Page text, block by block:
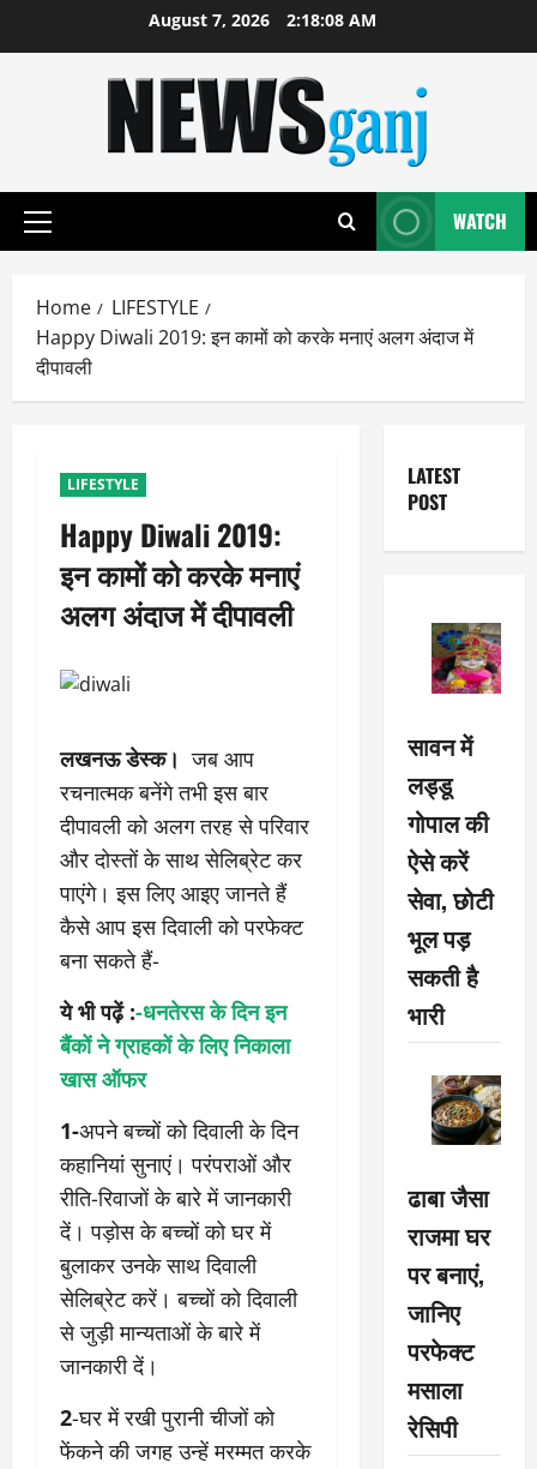
August 7, 2026 2:18:09 AM
Primary
WATCH
Home
LIFESTYLE
Happy Diwali 2019: इन कामों को करके मनाएं अलग अंदाज में
दीपावली
LIFESTYLE
Happy Diwali 2019:
इन कामों को करके मनाएं
अलग अंदाज में दीपावली
लखनऊ डेस्क। जब आप
रचनात्मक बनेंगे तभी इस बार
दीपावली को अलग तरह से परिवार
और दोस्तों के साथ सेलिब्रेट कर
पाएंगे। इस लिए आइए जानते हैं
कैसे आप इस दिवाली को परफेक्ट
बना सकते हैं-
ये भी पढ़ें :-धनतेरस के दिन इन
बैंकों ने ग्राहकों के लिए निकाला
खास ऑफर
1-अपने बच्चों को दिवाली के दिन
कहानियां सुनाएं। परंपराओं और
रीति-रिवाजों के बारे में जानकारी
दें। पड़ोस के बच्चों को घर में
बुलाकर उनके साथ दिवाली
सेलिब्रेट करें। बच्चों को दिवाली
से जुड़ी मान्यताओं के बारे में
जानकारी दें।
2-घर में रखी पुरानी चीजों को
फेंकने की जगह उन्हें मरम्मत करके
LATEST
POST
सावन में
लड्डू
गोपाल की
ऐसे करें
सेवा, छोटी
भूल पड़
सकती है
भारी
ढाबा जैसा
राजमा घर
पर बनाएं,
जानिए
परफेक्ट
मसाला
रेसिपी